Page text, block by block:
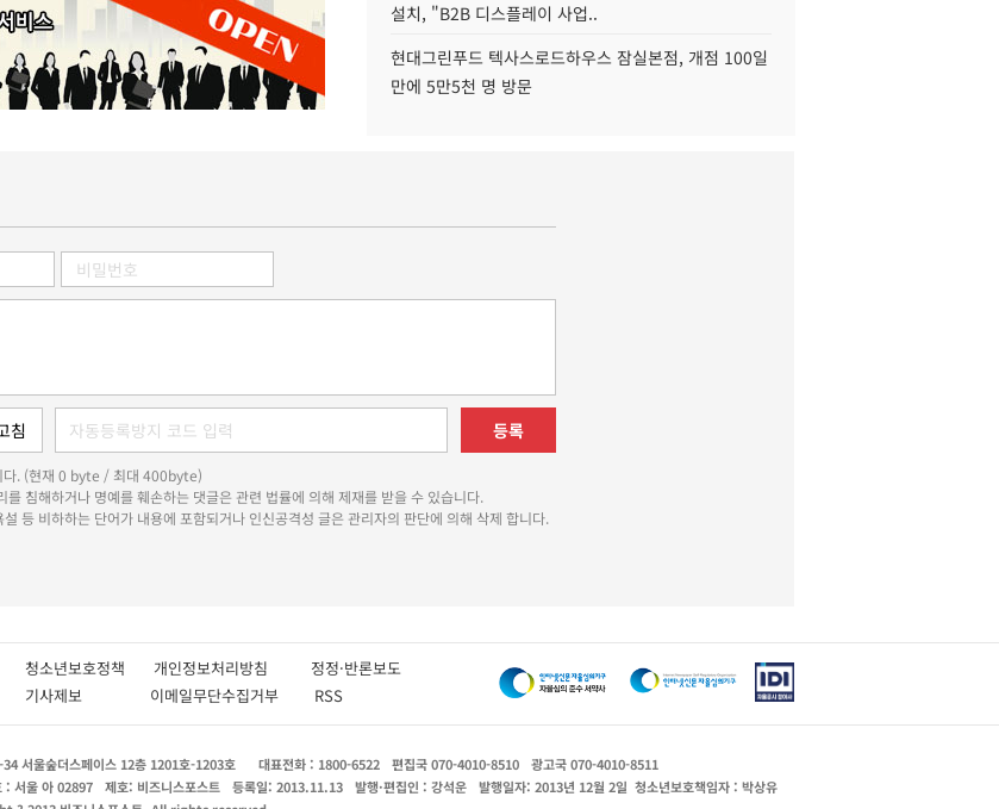
설치, "B2B 디스플레이 사업..
현대그린푸드 텍사스로드하우스 잠실본점, 개점 100일
만에 5만5천 명 방문
등록
다. (현재 0 byte / 최대 400byte)
를 침해하거나 명예를 훼손하는 댓글은 관련 법률에 의해 제재를 받을 수 있습니다.
등 비하하는 단어가 내용에 포함되거나 인신공격성 글은 관리자의 판단에 의해 삭제 합니다.
청소년보호정책 개인정보처리방침 정정·반론보도
기사제보 이메일무단수집거부 RSS
서울숲더스페이스 12층 1201호-1203호 대표전화 : 1800-6522 편집국 070-4010-8510
광고국 070-4010-8511
: 서울 아 02897 제호: 비즈니스포스트 등록일: 2013.11.13 발행·편집인 : 강석운 발행일자: 2013년 12월 2일 청소년보호책임자 : 박상유